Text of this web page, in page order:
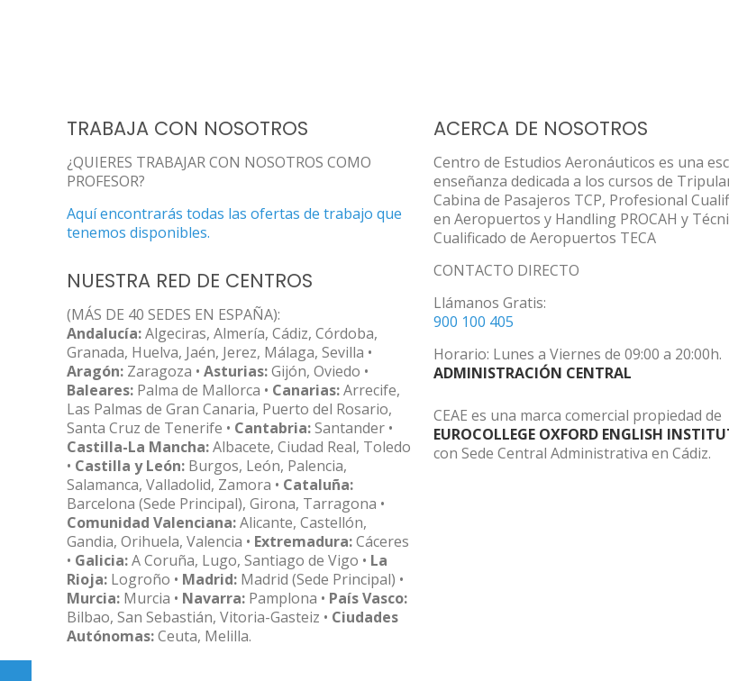
TRABAJA CON NOSOTROS
¿QUIERES TRABAJAR CON NOSOTROS COMO
PROFESOR?
Aquí encontrarás todas las ofertas de trabajo que
tenemos disponibles.
NUESTRA RED DE CENTROS
(MÁS DE 40 SEDES EN ESPAÑA):
Andalucía:Algeciras, Almería, Cádiz, Córdoba,
Granada, Huelva, Jaén, Jerez, Málaga, Sevilla •
Aragón: Zaragoza • Asturias:Gijón, Oviedo •
Baleares: Palma de Mallorca • Canarias:Arrecife,
Las Palmas de Gran Canaria, Puerto del Rosario,
Santa Cruz de Tenerife • Cantabria:Santander •
Castilla-La Mancha:Albacete, Ciudad Real, Toledo
• Castilla y León: Burgos, León, Palencia,
Salamanca, Valladolid, Zamora • Cataluña:
Barcelona (Sede Principal), Girona, Tarragona •
Comunidad Valenciana:Alicante, Castellón,
Gandia, Orihuela, Valencia • Extremadura:Cáceres
• Galicia:A Coruña, Lugo, Santiago de Vigo • La
Rioja: Logroño • Madrid: Madrid (Sede Principal) •
Murcia: Murcia • Navarra: Pamplona • País Vasco:
Bilbao, San Sebastián, Vitoria-Gasteiz • Ciudades
Autónomas:Ceuta, Melilla.
ACERCA DE NOSOTROS
Centro de Estudios Aeronáuticos es una
enseñanza dedicada a los cursos de
Cabina de Pasajeros TCP, Profesional
en Aeropuertos y Handling PROCAH y
Cualificado de Aeropuertos TECA
CONTACTO DIRECTO
Llámanos Gratis:
900 100 405
Horario: Lunes a Viernes de 09:00 a 20:00h.
ADMINISTRACIÓN CENTRAL
CEAE es una marca comercial propiedad de
EUROCOLLEGE OXFORD ENGLISH
con Sede Central Administrativa en Cádiz.